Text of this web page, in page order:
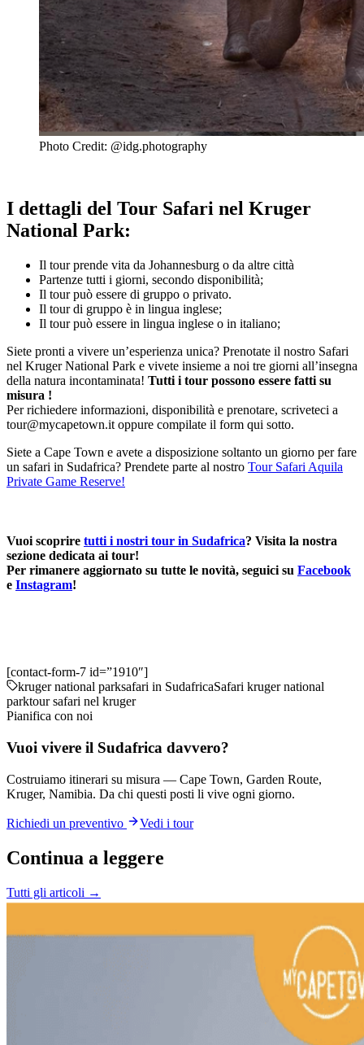
Photo Credit: @idg.photography
I dettagli del Tour Safari nel Kruger
National Park:
Il tour prende vita da Johannesburg o da altre città
Partenze tutti i giorni, secondo disponibilità;
Il tour può essere di gruppo o privato.
Il tour di gruppo è in lingua inglese;
Il tour può essere in lingua inglese o in italiano;
Siete pronti a vivere un’esperienza unica? Prenotate il nostro Safari
nel Kruger National Park e vivete insieme a noi tre giorni all’insegna
della natura incontaminata! Tutti i tour possono essere fatti su
misura !
Per richiedere informazioni, disponibilità e prenotare, scriveteci a
tour@mycapetown.it oppure compilate il form qui sotto.
Siete a Cape Town e avete a disposizione soltanto un giorno per fare
un safari in Sudafrica? Prendete parte al nostro Tour Safari Aquila
Private Game Reserve!
Vuoi scoprire tutti i nostri tour in Sudafrica? Visita la nostra
sezione dedicata ai tour!
Per rimanere aggiornato su tutte le novità, seguici su Facebook
e Instagram!
[contact-form-7 id=”1910″]
kruger national parksafari in SudafricaSafari kruger national
parktour safari nel kruger
Pianifica con noi
Vuoi vivere il Sudafrica davvero?
Costruiamo itinerari su misura — Cape Town, Garden Route,
Kruger, Namibia. Da chi questi posti li vive ogni giorno.
Richiedi un preventivo Vedi i tour
Continua a leggere
Tutti gli articoli →